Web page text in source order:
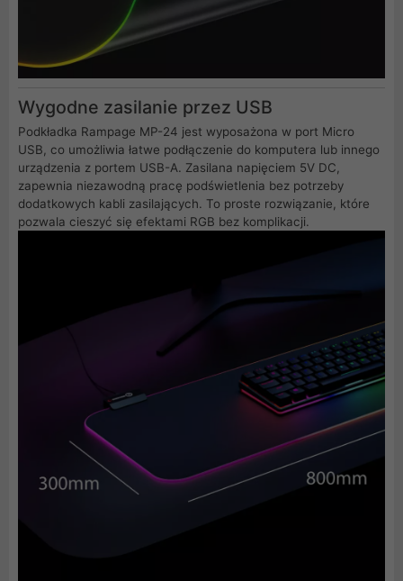
Wygodne zasilanie przez USB
Podkładka Rampage MP-24 jest wyposażona w port Micro
USB, co umożliwia łatwe podłączenie do komputera lub innego
urządzenia z portem USB-A. Zasilana napięciem 5V DC,
zapewnia niezawodną pracę podświetlenia bez potrzeby
dodatkowych kabli zasilających. To proste rozwiązanie, które
pozwala cieszyć się efektami RGB bez komplikacji.